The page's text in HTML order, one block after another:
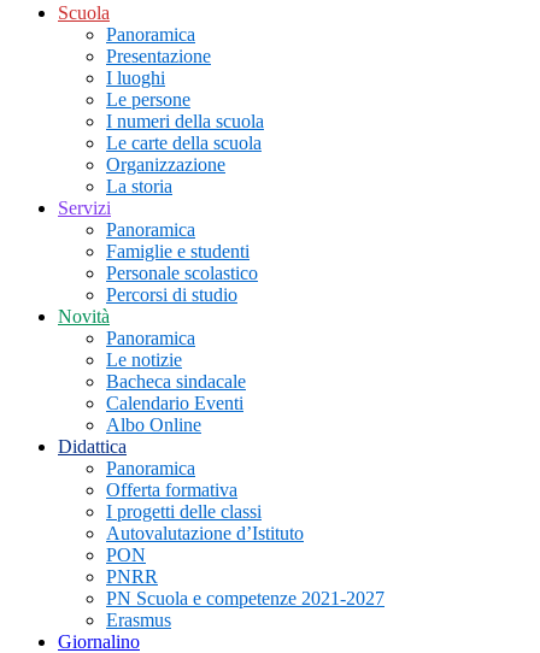
Scuola
Panoramica
Presentazione
I luoghi
Le persone
I numeri della scuola
Le carte della scuola
Organizzazione
La storia
Servizi
Panoramica
Famiglie e studenti
Personale scolastico
Percorsi di studio
Novità
Panoramica
Le notizie
Bacheca sindacale
Calendario Eventi
Albo Online
Didattica
Panoramica
Offerta formativa
I progetti delle classi
Autovalutazione d’Istituto
PON
PNRR
PN Scuola e competenze 2021-2027
Erasmus
Giornalino